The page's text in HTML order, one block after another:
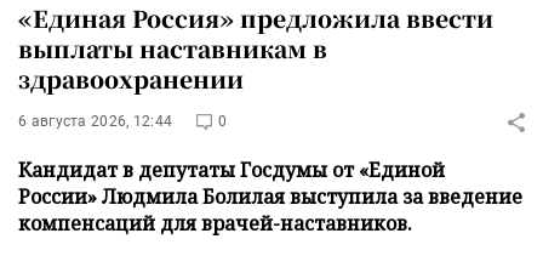
«Единая Россия» предложила ввести
выплаты наставникам в
здравоохранении
6 августа 2026, 12:44 0
Кандидат в депутаты Госдумы от «Единой
России» Людмила Болилая выступила за введение
компенсаций для врачей-наставников.